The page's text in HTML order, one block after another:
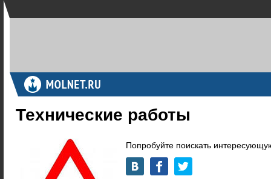
Технические работы
Попробуйте поискать